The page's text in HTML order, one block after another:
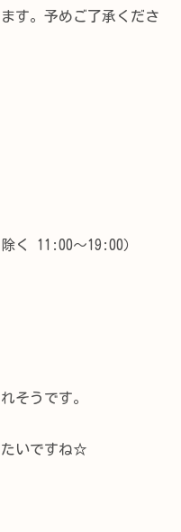
す。予めご了承くださ
く 11:00～19:00）
そうです。
たいですね☆